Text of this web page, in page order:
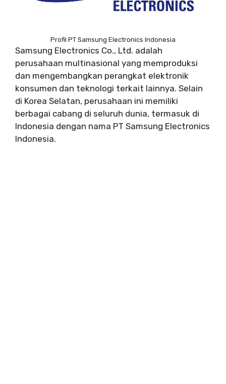
Profil PT Samsung Electronics Indonesia
Samsung Electronics Co., Ltd. adalah
perusahaan multinasional yang memproduksi
dan mengembangkan perangkat elektronik
konsumen dan teknologi terkait lainnya. Selain
di Korea Selatan, perusahaan ini memiliki
berbagai cabang di seluruh dunia, termasuk di
Indonesia dengan nama PT Samsung Electronics
Indonesia.